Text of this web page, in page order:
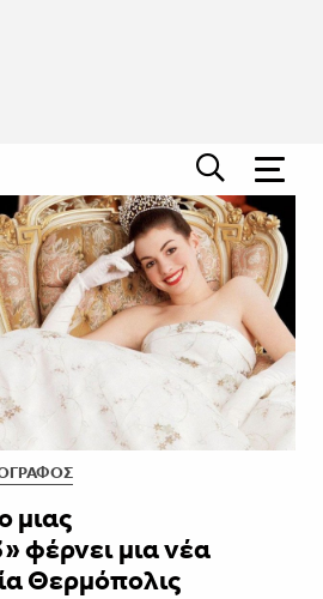
μιας
φέρνει μια νέα
Θερμόπολις